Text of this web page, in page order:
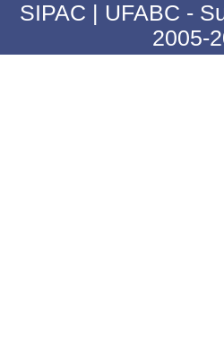
SIPAC | UFABC -
2005-